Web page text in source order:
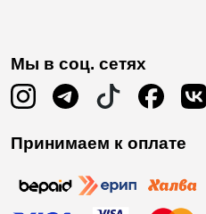
Мы в соц. сетях
Принимаем к оплате